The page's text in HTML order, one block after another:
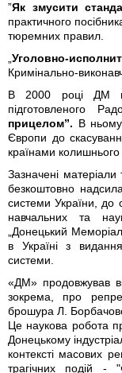
”Як змусити
практичного
тюремних правил.
Уголовно-
Кримінально-
В 2000 році ДМ
підготовленого
прицелом”. В
Європи до
країнами
Зазначені матеріали
безкоштовно
системи України, до
навчальних та
„Донецький
в Україні з
системи.
«ДМ» продовжував
зокрема, про
брошура Л.
Це наукова робота
Донецькому
контексті масових
трагічних подій -